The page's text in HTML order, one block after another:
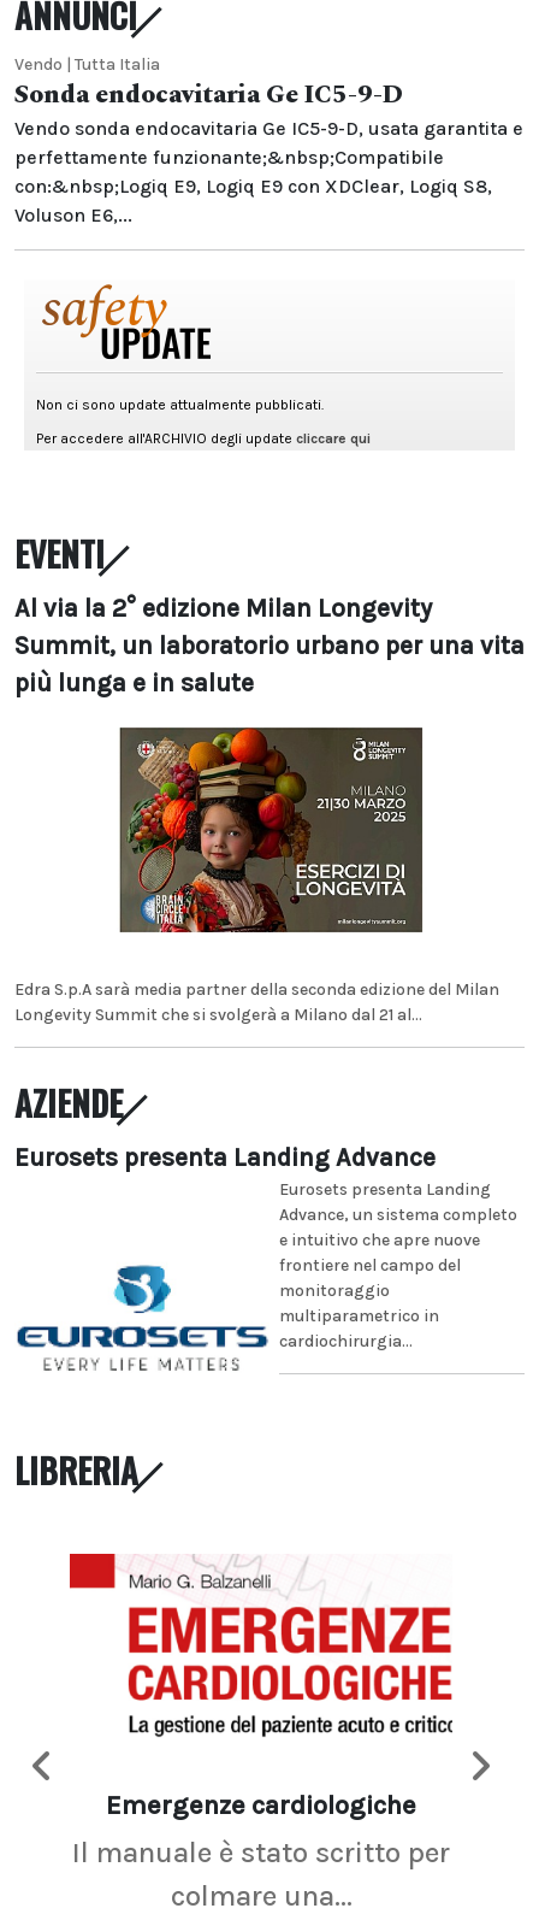
ANNUNCI
Vendo | Tutta Italia
Sonda endocavitaria Ge IC5-9-D
Vendo sonda endocavitaria Ge IC5-9-D, usata garantita e
perfettamente funzionante;&nbsp;Compatibile
con:&nbsp;Logiq E9, Logiq E9 con XDClear, Logiq S8,
Voluson E6,...
EVENTI
Al via la 2° edizione Milan Longevity
Summit, un laboratorio urbano per una vita
più lunga e in salute
Edra S.p.A sarà media partner della seconda edizione del Milan
Longevity Summit che si svolgerà a Milano dal 21 al...
AZIENDE
Eurosets presenta Landing Advance
Eurosets presenta Landing
Advance, un sistema completo
e intuitivo che apre nuove
frontiere nel campo del
monitoraggio
multiparametrico in
cardiochirurgia...
LIBRERIA
Emergenze cardiologiche
Il manuale è stato scritto per
colmare una...